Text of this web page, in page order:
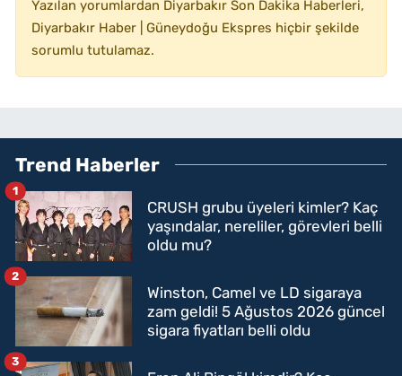
Yazılan yorumlardan Diyarbakır Son Dakika Haberleri,
Diyarbakır Haber | Güneydoğu Ekspres hiçbir şekilde
sorumlu tutulamaz.
Trend Haberler
CRUSH grubu üyeleri kimler? Kaç
yaşındalar, nereliler, görevleri belli
oldu mu?
1
Winston, Camel ve LD sigaraya
zam geldi! 5 Ağustos 2026 güncel
sigara fiyatları belli oldu
2
3